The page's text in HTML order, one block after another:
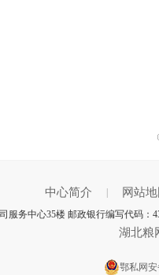
中心简介 网站地
服务中心35楼 邮政银行编写代码：
湖北粮
鄂私网安